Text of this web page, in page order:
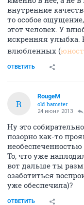
внутренние
то особое
этот человек. У
искренняя улыбка.
влюбленных (
ОТВЕТИТЬ
R
RougeM
old hamster
24 июня 2013
Ну это
позорно как-то
То, что уже
вот дальше ты
озаботиться
уже обеспечила)?
ОТВЕТИТЬ